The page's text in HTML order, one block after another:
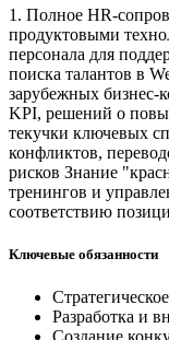
1. Полное HR-
продуктовыми
персонала для
поиска талантов в
зарубежных бизнес-
KPI, решений о
текучки ключевых
конфликтов,
рисков Знание
тренингов и
соответствию
Ключевые обязанности
Разработка и
Создание